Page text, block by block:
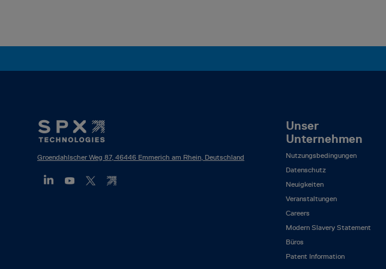
Groendahlscher Weg 87, 46446 Emmerich am Rhein, Deutschland
Footer
Mega
Menu
(DE)
Unser
Unternehmen
Nutzungsbedingungen
Datenschutz
Neuigkeiten
Veranstaltungen
Careers
Modern Slavery Statement
Büros
Patent Information